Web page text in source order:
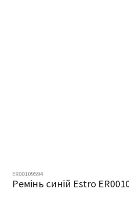
ER00109594
Ремінь синій Estro